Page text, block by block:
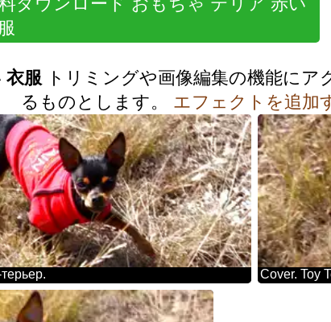
衣服 トリミングや画像編集の機能に
るものとします。 エフェクトを追加
Cover. Toy